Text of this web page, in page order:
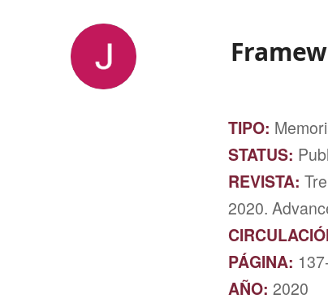
TIPO:
STATUS:
REVISTA:
2020.
PÁGINA:
AÑO: 2020